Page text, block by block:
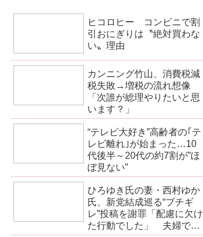
ヒコロヒー コンビニで割
引おにぎりは〝絶対買わな
い〟理由
カンニング竹山、消費税減
税失敗→増税の流れ想像
「次誰が総理やりたいと思
います？」
“テレビ大好き”高齢者の｢テ
レビ離れ｣が始まった…10
代後半～20代の約7割が”ほ
ぼ見ない”
ひろゆき氏の妻・西村ゆか
氏、新党結成巡る“ブチギ
レ”投稿を謝罪「配慮に欠け
た行動でした」 夫婦で投